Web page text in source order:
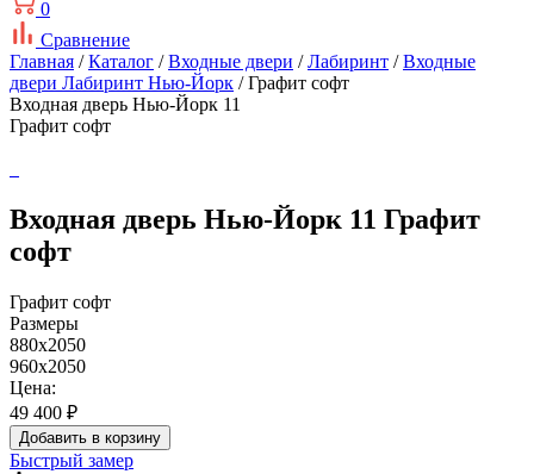
0
Сравнение
Главная /Каталог /Входные двери /Лабиринт /Входные
двери Лабиринт Нью-Йорк / Графит софт
Входная дверь Нью-Йорк 11
Графит софт
Входная дверь Нью-Йорк 11 Графит
софт
Графит софт
Размеры
880x2050
960x2050
Цена:
49 400 ₽
Добавить в корзину
Быстрый замер